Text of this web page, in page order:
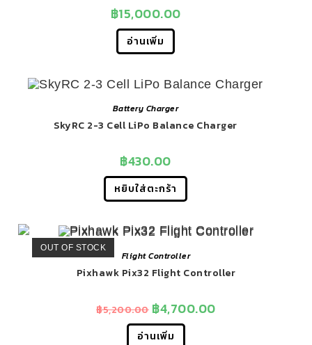
฿15,000.00
อ่านเพิ่ม
Battery Charger
SkyRC 2-3 Cell LiPo Balance Charger
฿430.00
หยิบใส่ตะกร้า
OUT OF STOCK
Flight Controller
Pixhawk Pix32 Flight Controller
฿5,200.00 ฿4,700.00
อ่านเพิ่ม